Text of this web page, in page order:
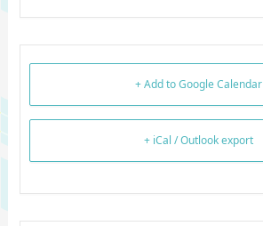
+ Add to Google Calendar
+ iCal / Outlook export